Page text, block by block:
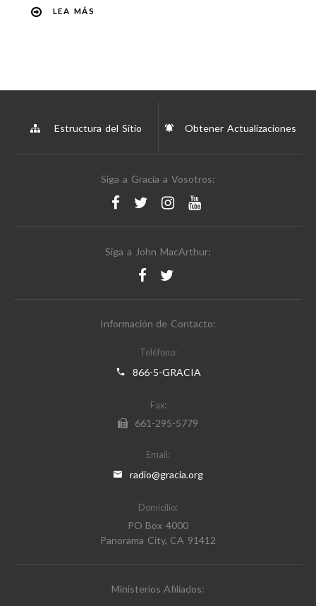
LEA MÁS
Estructura del Sitio Obtener Actualizaciones
Siga a Gracia a Vosotros:
Siga a John MacArthur:
Información de Contacto:
Teléfono:
866-5-GRACIA
Fax:
661-295-5779
Email:
radio@gracia.org
Domicilio:
PO Box 4000
Panorama City, CA 91412
Ministerios Afiliados: